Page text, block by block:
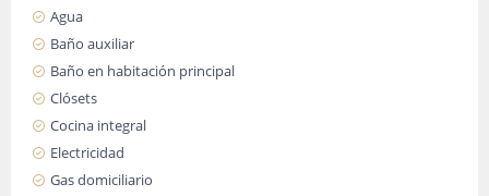
Agua
Baño auxiliar
Baño en habitación principal
Clósets
Cocina integral
Electricidad
Gas domiciliario